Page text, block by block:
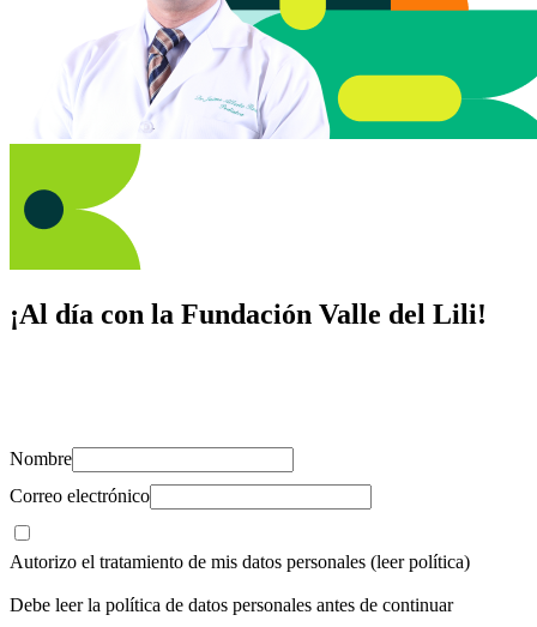
¡Al día con la Fundación Valle del Lili!
Nombre
Correo electrónico
Autorizo el tratamiento de mis datos personales (leer política)
Debe leer la política de datos personales antes de continuar